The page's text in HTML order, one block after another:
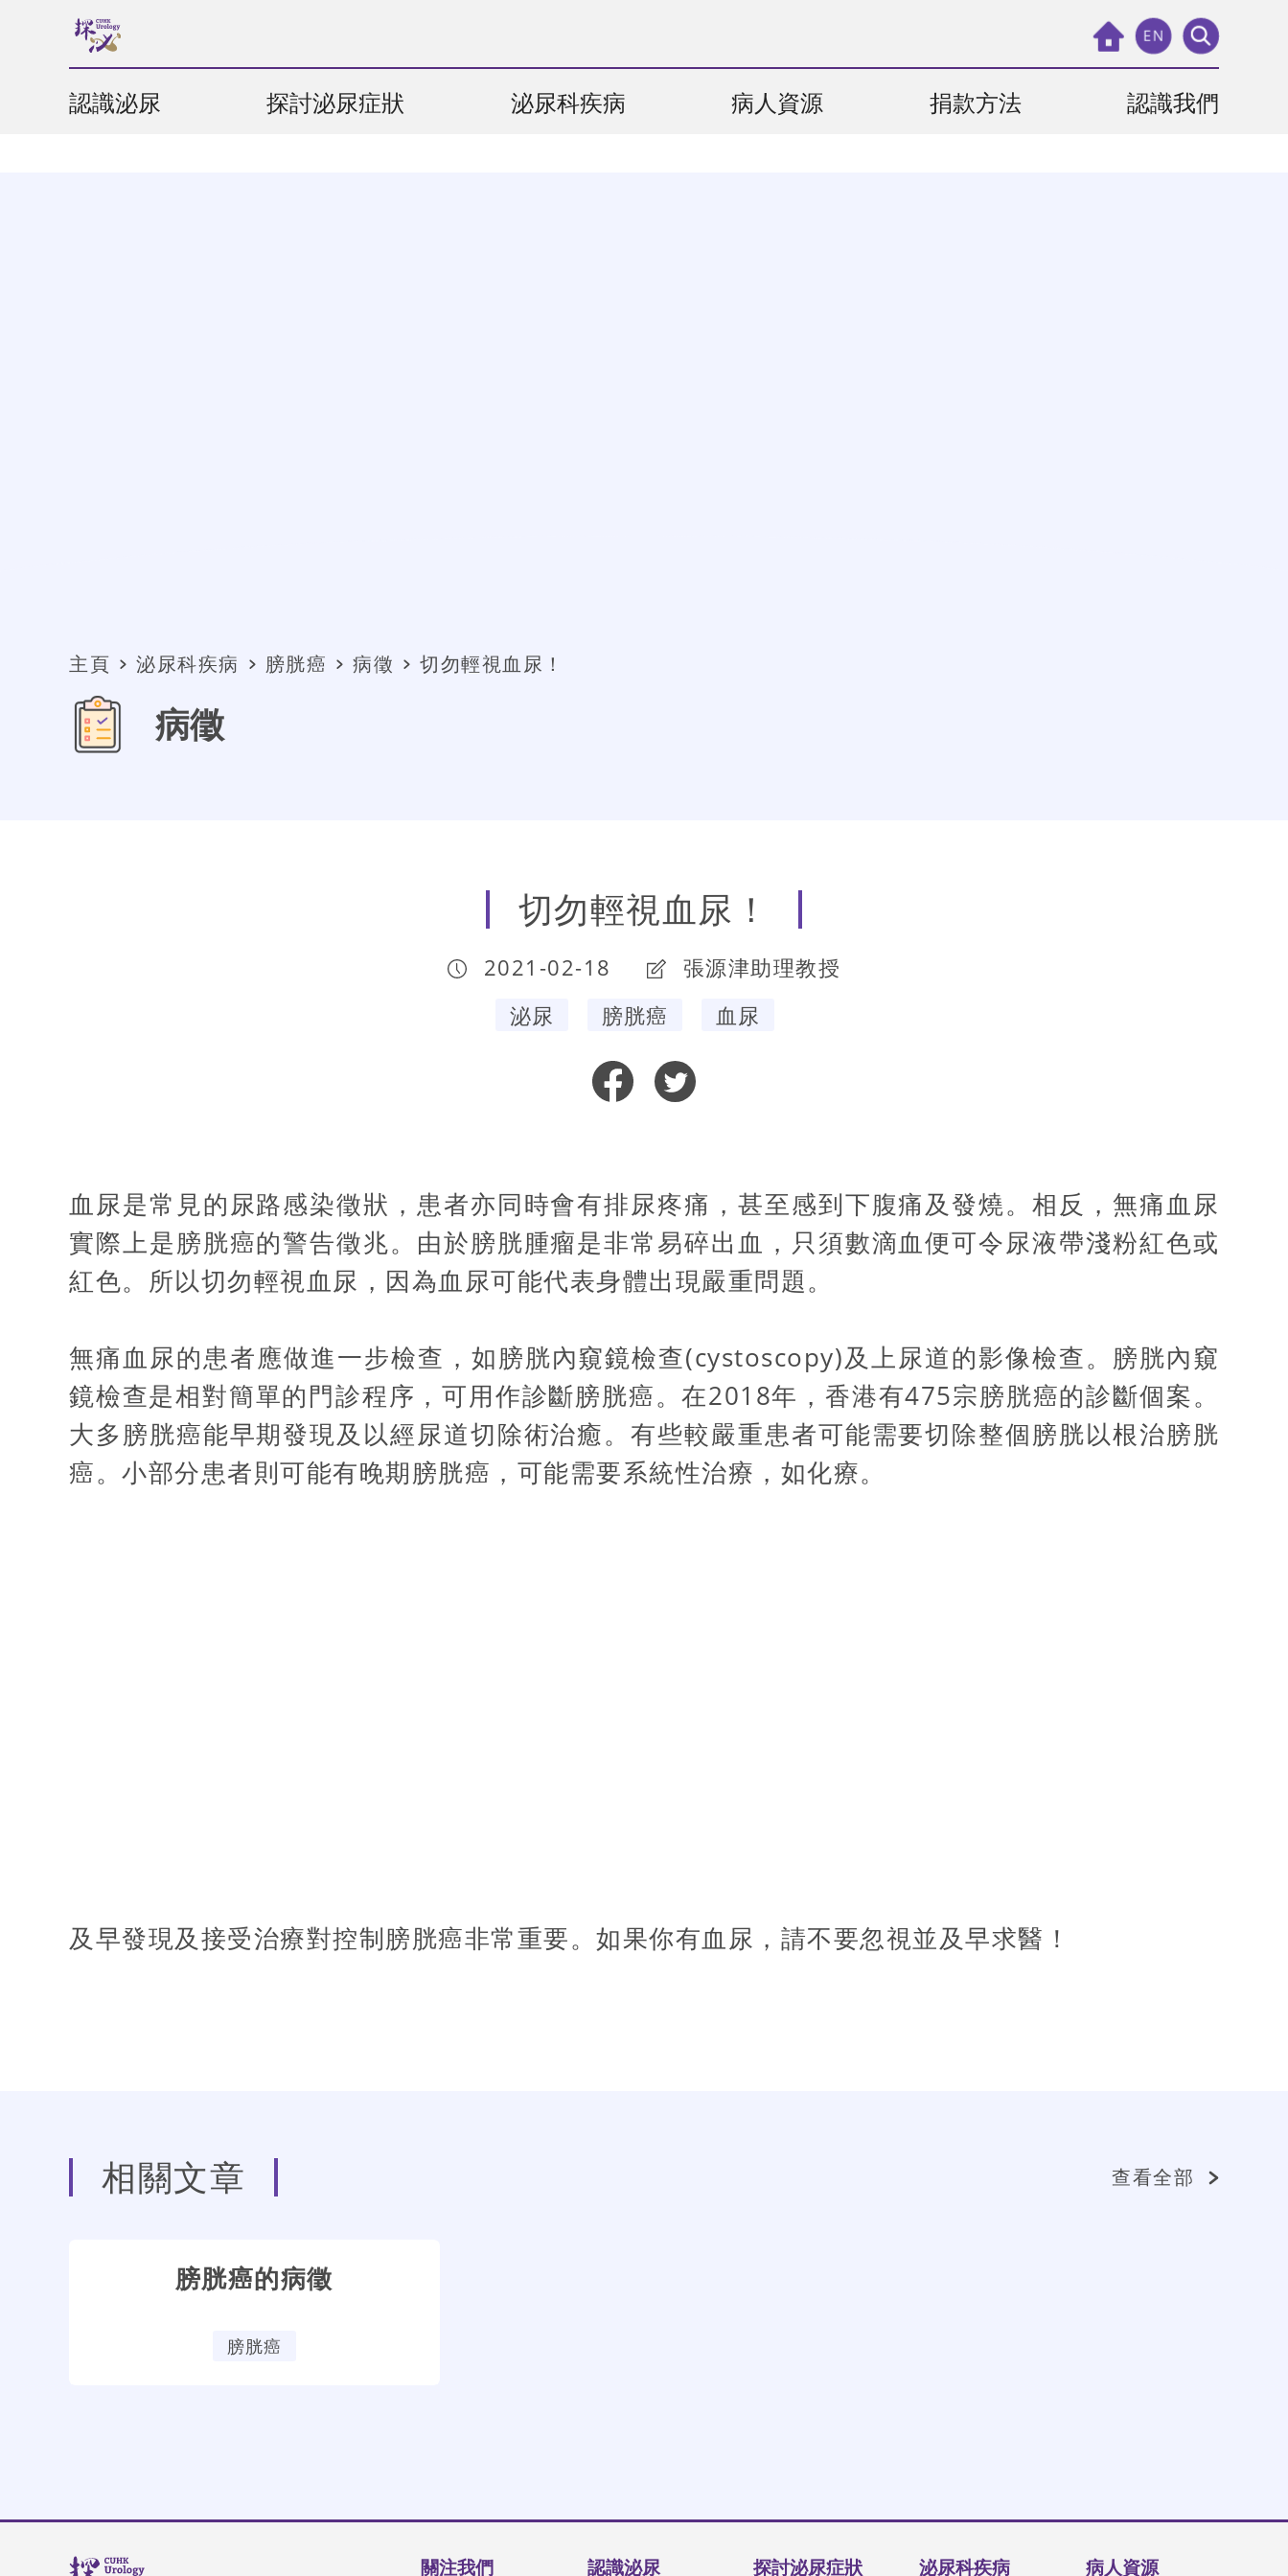
EN
認識泌尿 探討泌尿症狀 泌尿科疾病 病人資源 捐款方法 認識我們
主頁 泌尿科疾病 膀胱癌 病徵 切勿輕視血尿！
病徵
切勿輕視血尿！
2021-02-18
張源津助理教授
泌尿
膀胱癌 血尿
血尿是常見的尿路感染徵狀，患者亦同時會有排尿疼痛，甚至感到下腹痛及發燒。相反，無痛血尿
實際上是膀胱癌的警告徵兆。由於膀胱腫瘤是非常易碎出血，只須數滴血便可令尿液帶淺粉紅色或
紅色。所以切勿輕視血尿，因為血尿可能代表身體出現嚴重問題。
無痛血尿的患者應做進一步檢查，如膀胱內窺鏡檢查(cystoscopy)及上尿道的影像檢查。膀胱內窺
鏡檢查是相對簡單的門診程序，可用作診斷膀胱癌。在2018年，香港有475宗膀胱癌的診斷個案。
大多膀胱癌能早期發現及以經尿道切除術治癒。有些較嚴重患者可能需要切除整個膀胱以根治膀胱
癌。小部分患者則可能有晚期膀胱癌，可能需要系統性治療，如化療。
及早發現及接受治療對控制膀胱癌非常重要。如果你有血尿，請不要忽視並及早求醫！
相關文章 查看全部
膀胱癌的病徵
膀胱癌
認識泌尿 探討泌尿症狀 泌尿科疾病 病人資源
關注我們